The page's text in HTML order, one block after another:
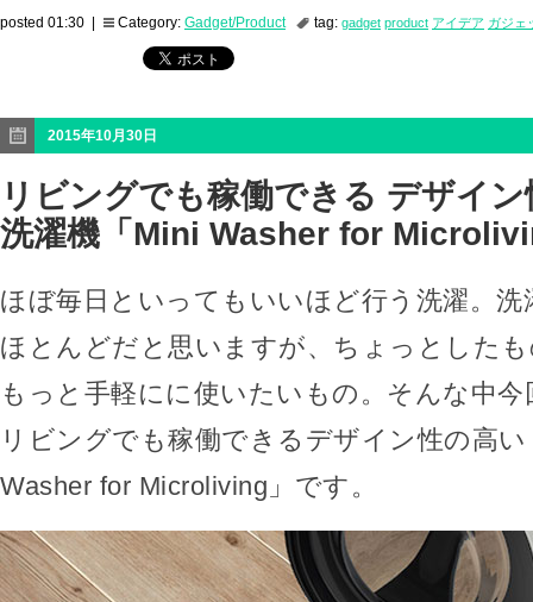
posted 01:30 | Category: Gadget/Product tag: gadget product アイデア ガジェ
2015年10月30日
リビングでも稼働できる デザイ
洗濯機「Mini Washer for
ほぼ毎日といってもいいほど行う洗濯。
ほとんどだと思いますが、ちょっとした
もっと手軽にに使いたいもの。そんな中
リビングでも稼働できるデザイン性の高
Washer for Microliving」です。